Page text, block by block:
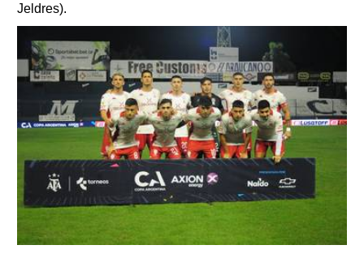
Jeldres).